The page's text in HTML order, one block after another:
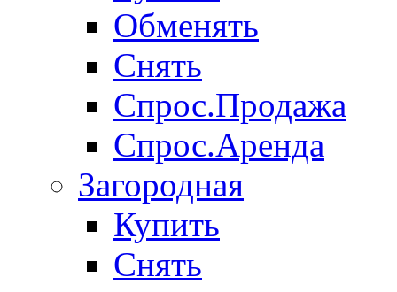
Обменять
Снять
Спрос.Продажа
Спрос.Аренда
Загородная
Купить
Снять